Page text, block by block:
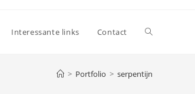
Interessante links Contact Toggle
site
> Portfolio > serpentijn